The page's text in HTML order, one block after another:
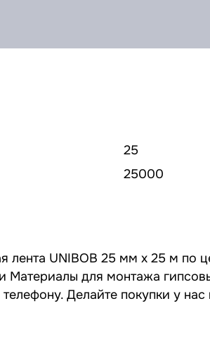
25
25000
лента UNIBOB 25 мм х 25 м по
Материалы для монтажа
Делайте покупки у